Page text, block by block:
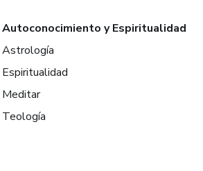
Autoconocimiento y Espiritualidad
Astrología
Espiritualidad
Meditar
Teología